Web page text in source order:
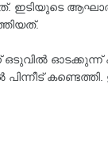
ഇടിയുടെ
ഒടുവിൽ
പിന്നീട്